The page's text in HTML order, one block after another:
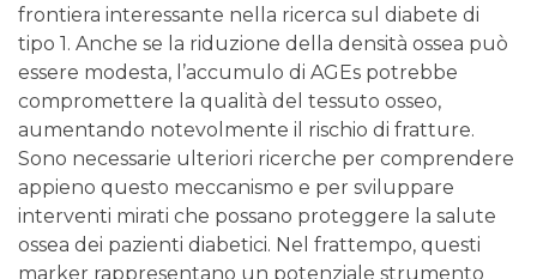
frontiera interessante nella ricerca sul diabete di
tipo 1. Anche se la riduzione della densità ossea può
essere modesta, l’accumulo di AGEs potrebbe
compromettere la qualità del tessuto osseo,
aumentando notevolmente il rischio di fratture.
Sono necessarie ulteriori ricerche per comprendere
appieno questo meccanismo e per sviluppare
interventi mirati che possano proteggere la salute
ossea dei pazienti diabetici. Nel frattempo, questi
marker rappresentano un potenziale strumento